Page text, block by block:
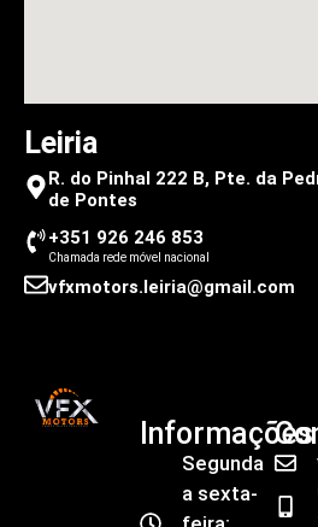
Leiria
R. do Pinhal 222 B, Pte. da
de Pontes
+351 926 246 853
Chamada rede móvel nacional
vfxmotors.leiria@gmail.com
Informações
Segunda
a sexta-